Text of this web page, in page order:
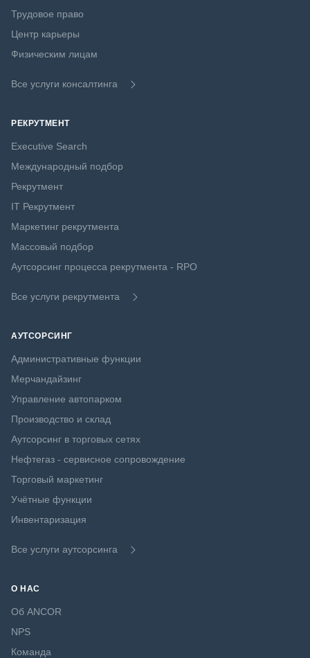
Трудовое право
Центр карьеры
Физическим лицам
Все услуги консалтинга
РЕКРУТМЕНТ
Executive Search
Международный подбор
Рекрутмент
IT Рекрутмент
Маркетинг рекрутмента
Массовый подбор
Аутсорсинг процесса рекрутмента - RPO
Все услуги рекрутмента
АУТСОРСИНГ
Административные функции
Мерчандайзинг
Управление автопарком
Производство и склад
Аутсорсинг в торговых сетях
Нефтегаз - сервисное сопровождение
Торговый маркетинг
Учётные функции
Инвентаризация
Все услуги аутсорсинга
О НАС
Об ANCOR
NPS
Команда